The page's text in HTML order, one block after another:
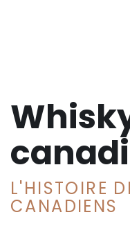
L'HISTOIRE
CANADIENS